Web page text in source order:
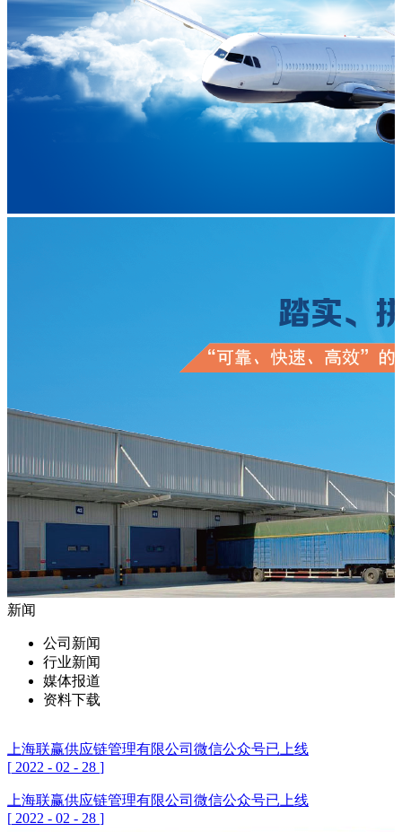
新闻
公司新闻
行业新闻
媒体报道
资料下载
上海联赢供应链管理有限公司微信公众号已上线
[ 2022 - 02 - 28 ]
上海联赢供应链管理有限公司微信公众号已上线
[ 2022 - 02 - 28 ]